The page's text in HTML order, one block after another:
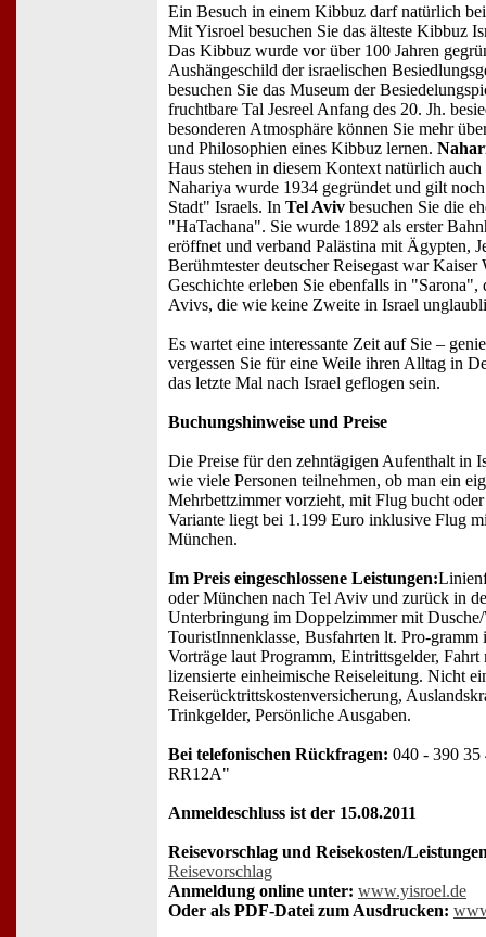
Ein Besuch in einem Kibbuz darf natürlich
Mit Yisroel besuchen Sie das älteste Kibbuz
Das Kibbuz wurde vor über 100 Jahren
Aushängeschild der israelischen
besuchen Sie das Museum der
fruchtbare Tal Jesreel Anfang des 20. Jh.
besonderen Atmosphäre können Sie mehr
und Philosophien eines Kibbuz lernen.
Haus stehen in diesem Kontext natürlich
Nahariya wurde 1934 gegründet und gilt
Stadt" Israels. In Tel Aviv besuchen Sie die
"HaTachana". Sie wurde 1892 als erster
eröffnet und verband Palästina mit Ägypten,
Berühmtester deutscher Reisegast war
Geschichte erleben Sie ebenfalls in
Avivs, die wie keine Zweite in Israel
Es wartet eine interessante Zeit auf Sie –
vergessen Sie für eine Weile ihren Alltag in
das letzte Mal nach Israel geflogen sein.
Buchungshinweise und Preise
Die Preise für den zehntägigen Aufenthalt in
wie viele Personen teilnehmen, ob man ein
Mehrbettzimmer vorzieht, mit Flug bucht
Variante liegt bei 1.199 Euro inklusive Flug
München.
Im Preis eingeschlossene Leistungen:
oder München nach Tel Aviv und zurück in
Unterbringung im Doppelzimmer mit
TouristInnenklasse, Busfahrten lt. Pro-gramm
Vorträge laut Programm, Eintrittsgelder,
lizensierte einheimische Reiseleitung. Nicht
Reiserücktrittskostenversicherung,
Trinkgelder, Persönliche Ausgaben.
Bei telefonischen Rückfragen: 040 - 390
RR12A"
Anmeldeschluss ist der 15.08.2011
Reisevorschlag und Reisekosten/
Reisevorschlag
Anmeldung online unter: www.yisroel.de
Oder als PDF-Datei zum Ausdrucken: